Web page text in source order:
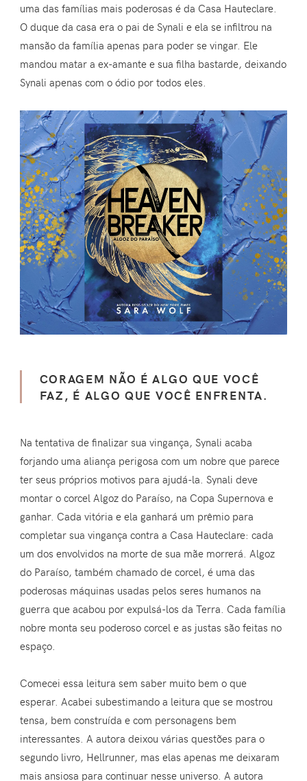
uma das famílias mais poderosas é da Casa Hauteclare.
O duque da casa era o pai de Synali e ela se infiltrou na
mansão da família apenas para poder se vingar. Ele
mandou matar a ex-amante e sua filha bastarde, deixando
Synali apenas com o ódio por todos eles.
CORAGEM NÃO É ALGO QUE VOCÊ
FAZ, É ALGO QUE VOCÊ ENFRENTA.
Na tentativa de finalizar sua vingança, Synali acaba
forjando uma aliança perigosa com um nobre que parece
ter seus próprios motivos para ajudá-la. Synali deve
montar o corcel Algoz do Paraíso, na Copa Supernova e
ganhar. Cada vitória e ela ganhará um prêmio para
completar sua vingança contra a Casa Hauteclare: cada
um dos envolvidos na morte de sua mãe morrerá. Algoz
do Paraíso, também chamado de corcel, é uma das
poderosas máquinas usadas pelos seres humanos na
guerra que acabou por expulsá-los da Terra. Cada família
nobre monta seu poderoso corcel e as justas são feitas no
espaço.
Comecei essa leitura sem saber muito bem o que
esperar. Acabei subestimando a leitura que se mostrou
tensa, bem construída e com personagens bem
interessantes. A autora deixou várias questões para o
segundo livro, Hellrunner, mas elas apenas me deixaram
mais ansiosa para continuar nesse universo. A autora